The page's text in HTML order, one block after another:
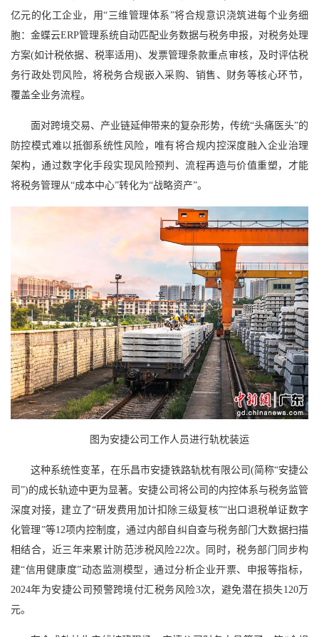
亿元的化工企业，用“三维管理体系”将合规意识浇筑进每个业务细
胞：金蝶云ERP管理系统自动匹配业务数据与税务申报，对税务处理
方案(如计税依据、税率适用)、发票管理条款重点审核，及时评估税
务行政处罚风险，将税务合规嵌入采购、销售、财务等核心环节，
覆盖全业务流程。
面对跨境交易、产业链延伸带来的复杂形势，传统“头痛医头”的
防控模式难以抵御系统性风险，唯有将合规内控深度融入企业治理
架构，通过数字化手段实现风险预判、流程再造与价值重塑，才能
将税务管理从“成本中心”转化为“战略资产”。
图为安捷公司工作人员进行轨枕装运
这种系统性变革，在乐昌市安捷铁路轨枕有限公司(简称“安捷公
司”)的成长轨迹中更为显著。安捷公司将公司的内控体系与税务监管
深度对接，建立了“研发费用加计扣除三级复核”“出口退税单证数字
化管理”等12项内控制度，通过内部自纠自查与税务部门大数据扫描
相结合，近三年来累计防范涉税风险22次。同时，税务部门同步构
建“信用健康度”动态监测模型，通过分析企业开票、申报等指标，
2024年为安捷公司预警跨境付汇税务风险3次，避免潜在损失120万
元。